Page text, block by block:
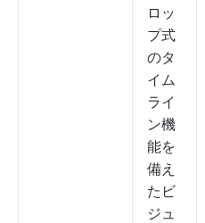
ロッ
プ式
のタ
イム
ライ
ン機
能を
備え
たビ
ジュ